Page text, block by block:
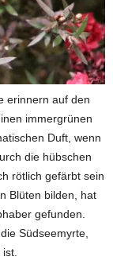
erinnern auf den
immergrünen
Duft, wenn
die hübschen
rötlich gefärbt sein
Blüten bilden, hat
gefunden.
Südseemyrte,
ist.